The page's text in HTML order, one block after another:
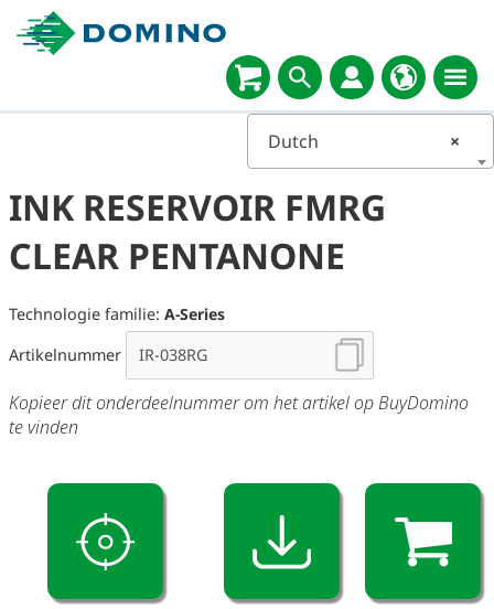
×
Dutch
INK RESERVOIR FMRG
CLEAR PENTANONE
Technologie familie: A-Series
Artikelnummer
Kopieer dit onderdeelnummer om het artikel op BuyDomino
te vinden